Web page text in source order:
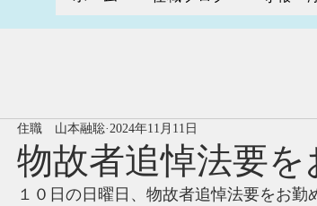
物故者追悼法要
住職 山本融聡 2024年11月11日
１０日の日曜日、物故者追悼法要をお勤